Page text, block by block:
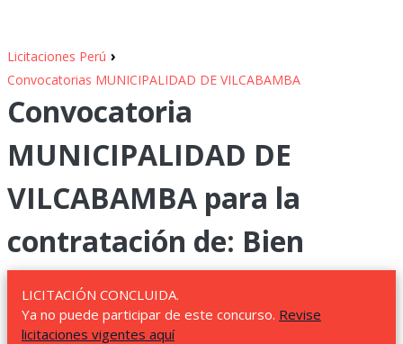
Licitaciones Perú ›
Convocatorias MUNICIPALIDAD DE VILCABAMBA
Convocatoria
MUNICIPALIDAD DE
VILCABAMBA para la
contratación de: Bien
LICITACIÓN CONCLUIDA.
Ya no puede participar de este concurso. Revise
licitaciones vigentes aquí